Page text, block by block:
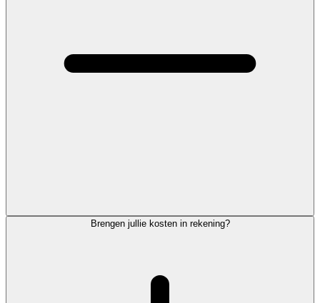
Brengen jullie kosten in rekening?